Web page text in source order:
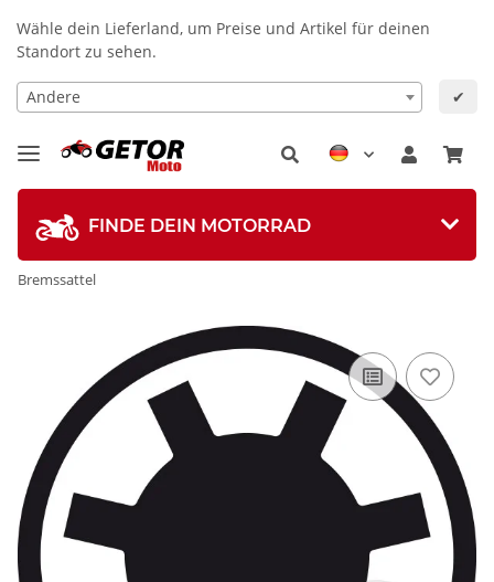
Wähle dein Lieferland, um Preise und Artikel für deinen
Standort zu sehen.
Andere ✔
FINDE DEIN MOTORRAD
Bremssattel